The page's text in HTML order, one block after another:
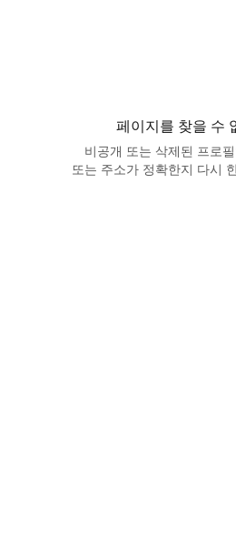
페이지를 찾을 수
비공개 또는 삭제된 프로
또는 주소가 정확한지 다시